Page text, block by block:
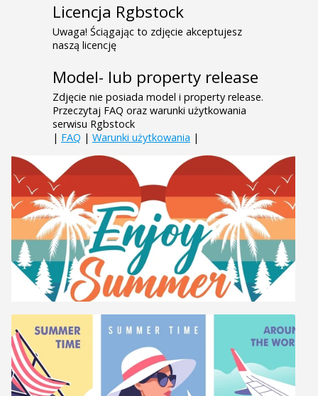
Licencja Rgbstock
Uwaga! Ściągając to zdjęcie akceptujesz
naszą licencję
Model- lub property release
Zdjęcie nie posiada model i property release.
Przeczytaj FAQ oraz warunki użytkowania
serwisu Rgbstock
| FAQ | Warunki użytkowania |